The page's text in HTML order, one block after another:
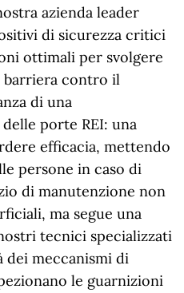
azienda leader
di sicurezza critici
ottimali per svolgere
contro il
di una
porte REI: una
efficacia, mettendo
persone in caso di
di manutenzione non
ma segue una
tecnici specializzati
dei meccanismi di
le guarnizioni